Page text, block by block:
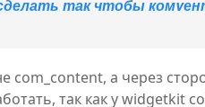
так чтобы
com_content, а через
так как у widgetkit